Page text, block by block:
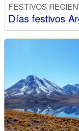
FESTIVOS
Días festivos